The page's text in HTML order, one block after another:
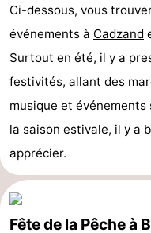
les
enfants
Passer
la
nuit
Appartements
Campings
Chaumières
-
Bad
-
Ci-dessous, vous
événements à Cadzand
Surtout en été, il y a
festivités, allant des
musique et
la saison estivale, il y a
apprécier.
Fête de la Pêche à